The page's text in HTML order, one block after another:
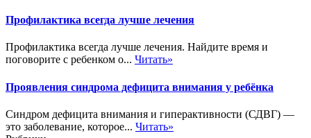
Профилактика всегда лучше лечения
Профилактика всегда лучше лечения. Найдите время и
поговорите с ребенком о... Читать»
Проявления синдрома дефицита внимания у ребёнка
Синдром дефицита внимания и гиперактивности (СДВГ) —
это заболевание, которое... Читать»